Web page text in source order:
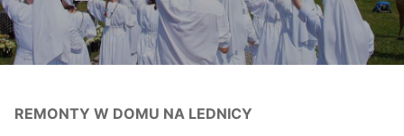
REMONTY W DOMU NA LEDNICY